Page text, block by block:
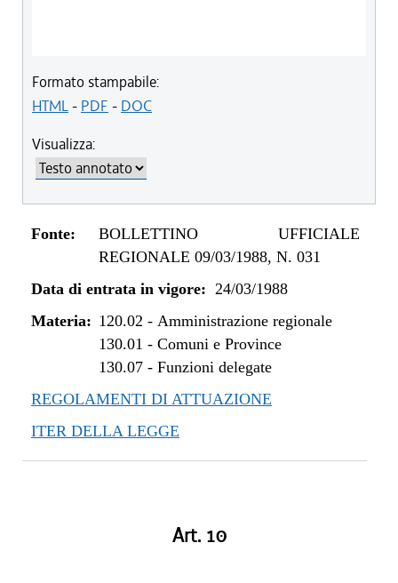
Formato stampabile:
HTML- PDF - DOC
Visualizza:
Fonte:
BOLLETTINO UFFICIALE
REGIONALE 09/03/1988, N. 031
Data di entrata in vigore: 24/03/1988
Materia: 120.02 - Amministrazione regionale
130.01 - Comuni e Province
130.07- Funzioni delegate
REGOLAMENTI DI ATTUAZIONE
ITER DELLA LEGGE
Art. 10